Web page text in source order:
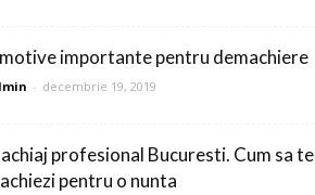
importante pentru demachiere
- decembrie 19, 2019
profesional Bucuresti. Cum sa te
pentru o nunta